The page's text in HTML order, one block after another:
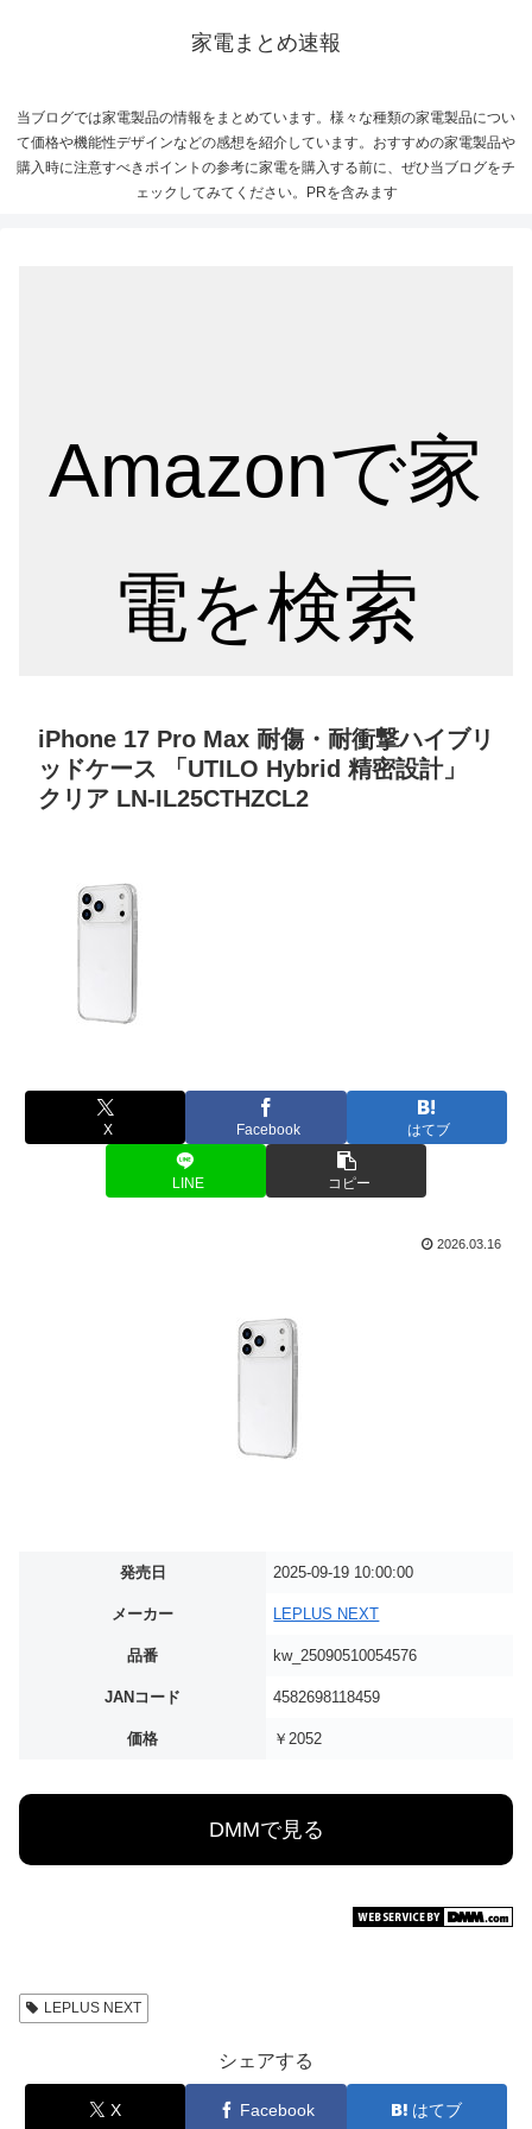
家電まとめ速報
当ブログでは家電製品の情報をまとめています。様々な種類の家電製品につい
て価格や機能性デザインなどの感想を紹介しています。おすすめの家電製品や
購入時に注意すべきポイントの参考に家電を購入する前に、ぜひ当ブログをチ
ェックしてみてください。PRを含みます
Amazonで家
電を検索
iPhone 17 Pro Max 耐傷・耐衝撃ハイブリ
ッドケース 「UTILO Hybrid 精密設計」
クリア LN-IL25CTHZCL2
X Facebook はてブ
LINE コピー
2026.03.16
発売日 2025-09-19 10:00:00
メーカー LEPLUS NEXT
品番 kw_25090510054576
JANコード 4582698118459
価格 ￥2052
DMMで見る
LEPLUS NEXT
シェアする
X Facebook はてブ